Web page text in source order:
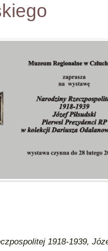
1918-1939,